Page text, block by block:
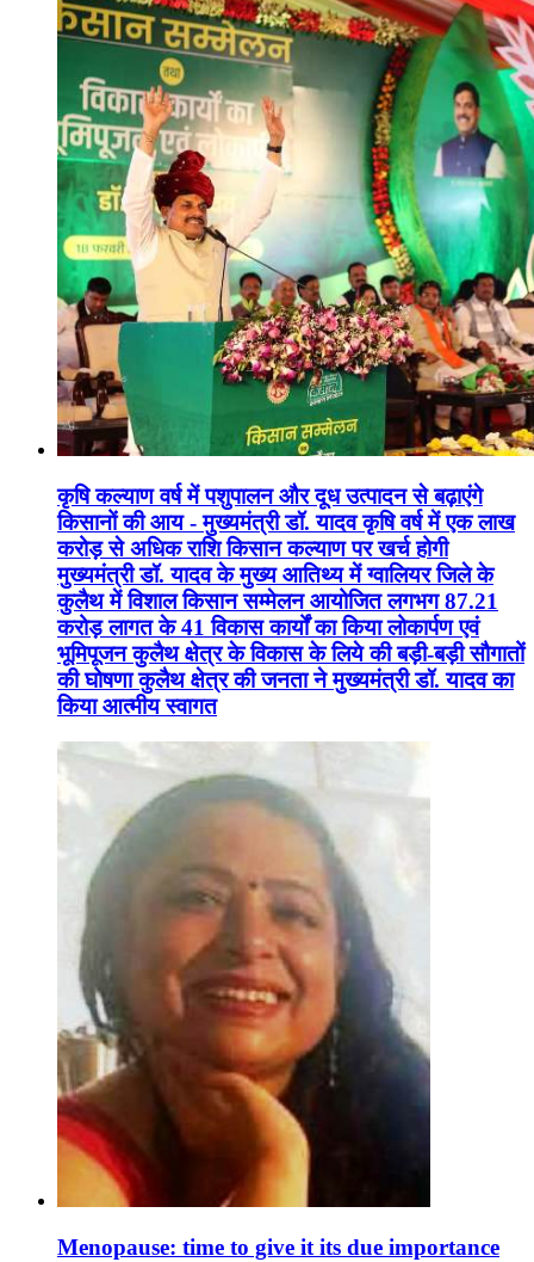
कृषि कल्याण वर्ष में पशुपालन और दूध उत्पादन से बढ़ाएंगे
किसानों की आय - मुख्यमंत्री डॉ. यादव कृषि वर्ष में एक लाख
करोड़ से अधिक राशि किसान कल्याण पर खर्च होगी
मुख्यमंत्री डॉ. यादव के मुख्य आतिथ्य में ग्वालियर जिले के
कुलैथ में विशाल किसान सम्मेलन आयोजित लगभग 87.21
करोड़ लागत के 41 विकास कार्यों का किया लोकार्पण एवं
भूमिपूजन कुलैथ क्षेत्र के विकास के लिये की बड़ी-बड़ी सौगातों
की घोषणा कुलैथ क्षेत्र की जनता ने मुख्यमंत्री डॉ. यादव का
किया आत्मीय स्वागत
Menopause: time to give it its due importance